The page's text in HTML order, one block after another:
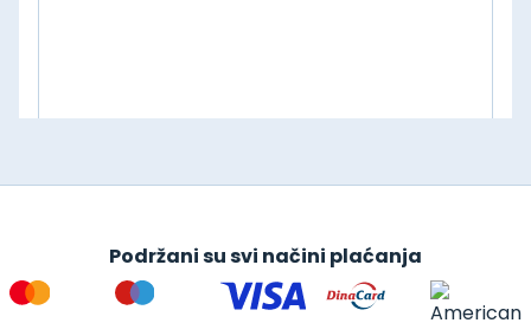
Podržani su svi načini plaćanja